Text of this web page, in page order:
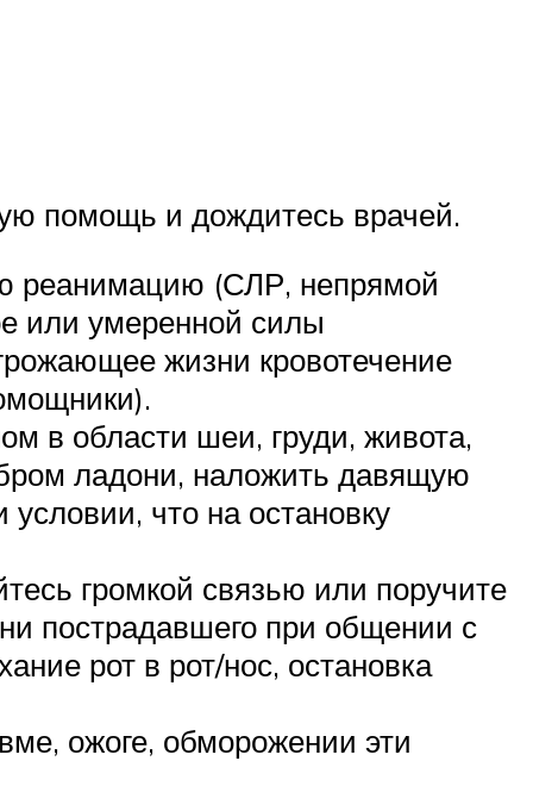
помощь и дождитесь врачей.
реанимацию (СЛР, непрямой
или умеренной силы
жизни кровотечение
в области шеи, груди, живота,
ладони, наложить давящую
что на остановку
громкой связью или поручите
пострадавшего при общении с
рот в рот/нос, остановка
ожоге, обморожении эти